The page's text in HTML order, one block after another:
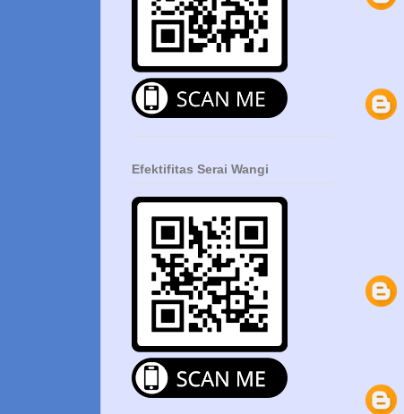
Efektifitas Serai Wangi